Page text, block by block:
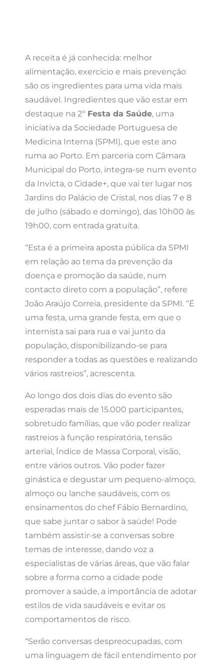
A receita é já conhecida: melhor
alimentação, exercício e mais prevenção
são os ingredientes para uma vida mais
saudável. Ingredientes que vão estar em
destaque na 2º Festa da Saúde, uma
iniciativa da Sociedade Portuguesa de
Medicina Interna (SPMI), que este ano
ruma ao Porto. Em parceria com Câmara
Municipal do Porto, integra-se num evento
da Invicta, o Cidade+, que vai ter lugar nos
Jardins do Palácio de Cristal, nos dias 7 e 8
de julho (sábado e domingo), das 10h00 às
19h00, com entrada gratuita.
“Esta é a primeira aposta pública da SPMI
em relação ao tema da prevenção da
doença e promoção da saúde, num
contacto direto com a população”, refere
João Araújo Correia, presidente da SPMI. “É
uma festa, uma grande festa, em que o
internista sai para rua e vai junto da
população, disponibilizando-se para
responder a todas as questões e realizando
vários rastreios”, acrescenta.
Ao longo dos dois dias do evento são
esperadas mais de 15.000 participantes,
sobretudo famílias, que vão poder realizar
rastreios à função respiratória, tensão
arterial, Índice de Massa Corporal, visão,
entre vários outros. Vão poder fazer
ginástica e degustar um pequeno-almoço,
almoço ou lanche saudáveis, com os
ensinamentos do chef Fábio Bernardino,
que sabe juntar o sabor à saúde! Pode
também assistir-se a conversas sobre
temas de interesse, dando voz a
especialistas de várias áreas, que vão falar
sobre a forma como a cidade pode
promover a saúde, a importância de adotar
estilos de vida saudáveis e evitar os
comportamentos de risco.
“Serão conversas despreocupadas, com
uma linguagem de fácil entendimento por